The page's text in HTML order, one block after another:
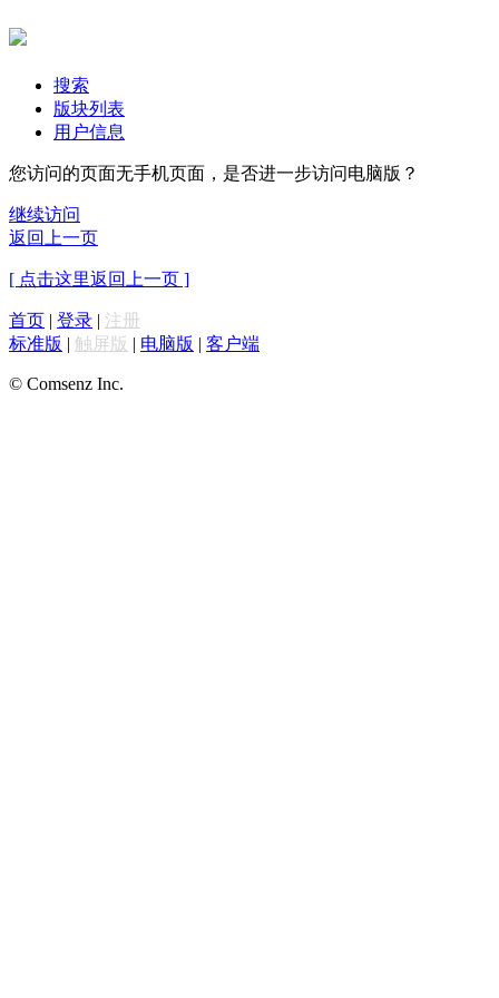
搜索
版块列表
用户信息
您访问的页面无手机页面，是否进一步访问电脑版？
继续访问
返回上一页
[ 点击这里返回上一页 ]
首页 | 登录 | 注册
标准版 | 触屏版 | 电脑版 | 客户端
© Comsenz Inc.